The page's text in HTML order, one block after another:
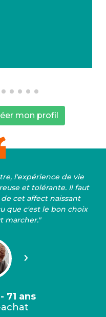
mon profil
l'expérience de vie
et tolérante. Il faut
cet affect naissant
que c'est le bon choix
marcher."
Suivant
71 ans